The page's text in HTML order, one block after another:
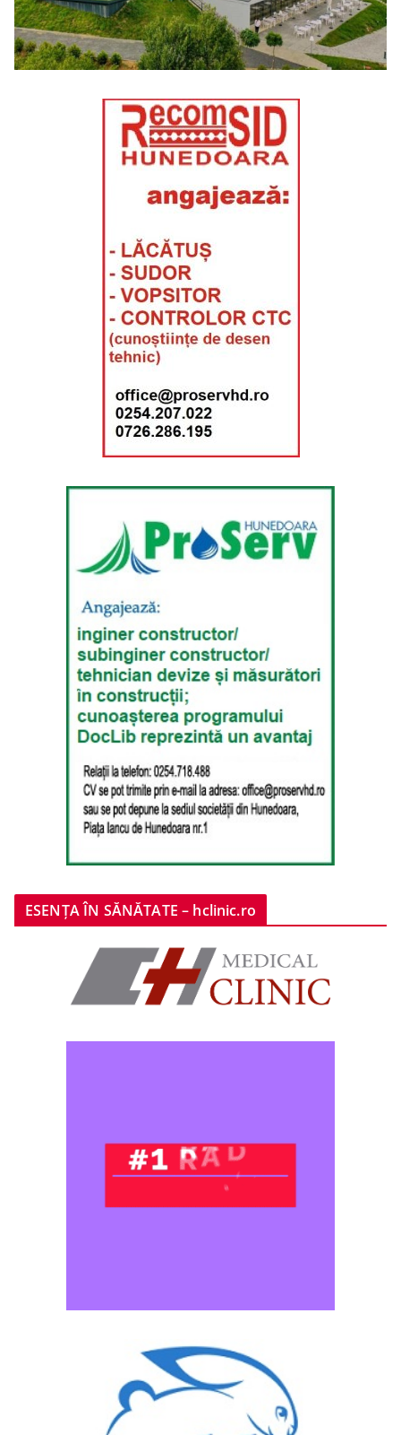
ESENȚA ÎN SĂNĂTATE – hclinic.ro